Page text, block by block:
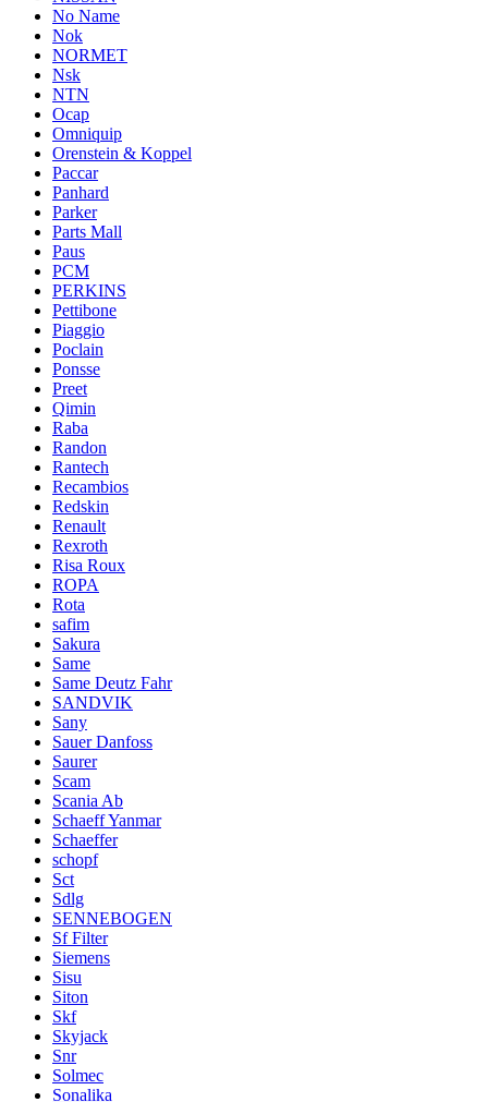
No Name
Nok
NORMET
Nsk
NTN
Ocap
Omniquip
Orenstein & Koppel
Paccar
Panhard
Parker
Parts Mall
Paus
PCM
PERKINS
Pettibone
Piaggio
Poclain
Ponsse
Preet
Qimin
Raba
Randon
Rantech
Recambios
Redskin
Renault
Rexroth
Risa Roux
ROPA
Rota
safim
Sakura
Same
Same Deutz Fahr
SANDVIK
Sany
Sauer Danfoss
Saurer
Scam
Scania Ab
Schaeff Yanmar
Schaeffer
schopf
Sct
Sdlg
SENNEBOGEN
Sf Filter
Siemens
Sisu
Siton
Skf
Skyjack
Snr
Solmec
Sonalika